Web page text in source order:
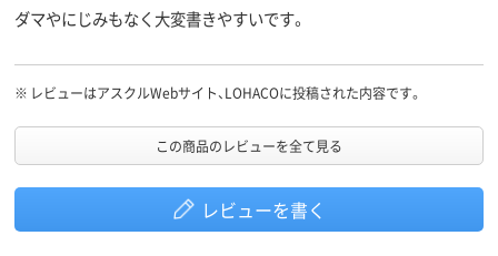
ダマやにじみもなく大変書きやすいです。
※ レビューはアスクルWebサイト、LOHACOに投稿された内容です。
この商品のレビューを全て見る
レビューを書く